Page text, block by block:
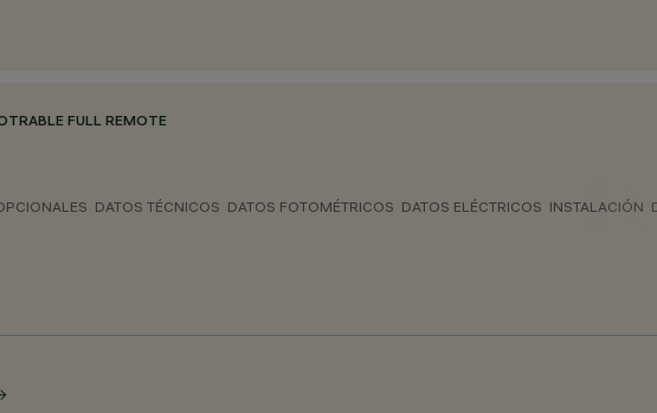
FULL REMOTE
DATOS TÉCNICOS DATOS FOTOMÉTRICOS DATOS ELÉCTRICOS INSTALACIÓN